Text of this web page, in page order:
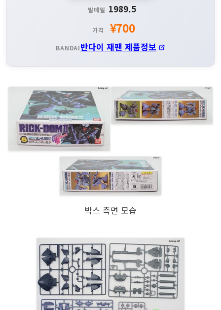
발매일 1989.5
가격 ¥700
BANDAI반다이 재팬 제품정보
박스 측면 모습